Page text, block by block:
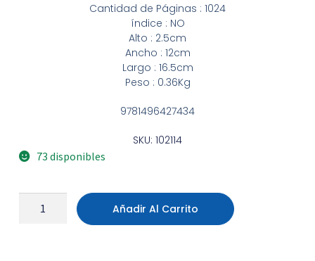
Cantidad de Páginas : 1024
índice : NO
Alto : 2.5cm
Ancho : 12cm
Largo : 16.5cm
Peso : 0.36Kg
9781496427434
SKU: 102114
73 disponibles
Añadir Al Carrito